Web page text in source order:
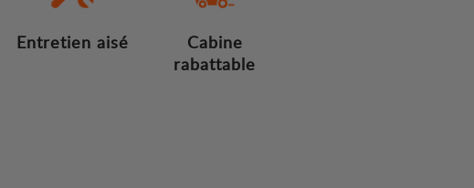
Entretien aisé
Cabine
rabattable